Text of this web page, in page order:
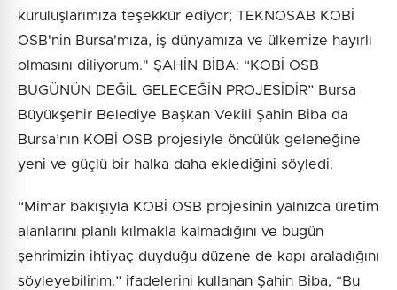
kuruluşlarımıza teşekkür ediyor; TEKNOSAB KOBİ
OSB'nin Bursa'mıza, iş dünyamıza ve ülkemize hayırlı
olmasını diliyorum." ŞAHİN BİBA: “KOBİ OSB
BUGÜNÜN DEĞİL GELECEĞİN PROJESİDİR” Bursa
Büyükşehir Belediye Başkan Vekili Şahin Biba da
Bursa’nın KOBİ OSB projesiyle öncülük geleneğine
yeni ve güçlü bir halka daha eklediğini söyledi.
“Mimar bakışıyla KOBİ OSB projesinin yalnızca üretim
alanlarını planlı kılmakla kalmadığını ve bugün
şehrimizin ihtiyaç duyduğu düzene de kapı araladığını
söyleyebilirim.” ifadelerini kullanan Şahin Biba, “Bu